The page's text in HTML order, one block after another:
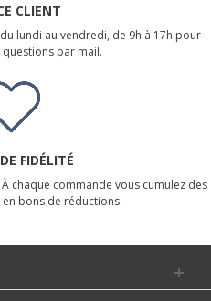
CLIENT
lundi au vendredi, de 9h à 17h pour
par mail.
FIDÉLITÉ
chaque commande vous cumulez des
bons de réductions.